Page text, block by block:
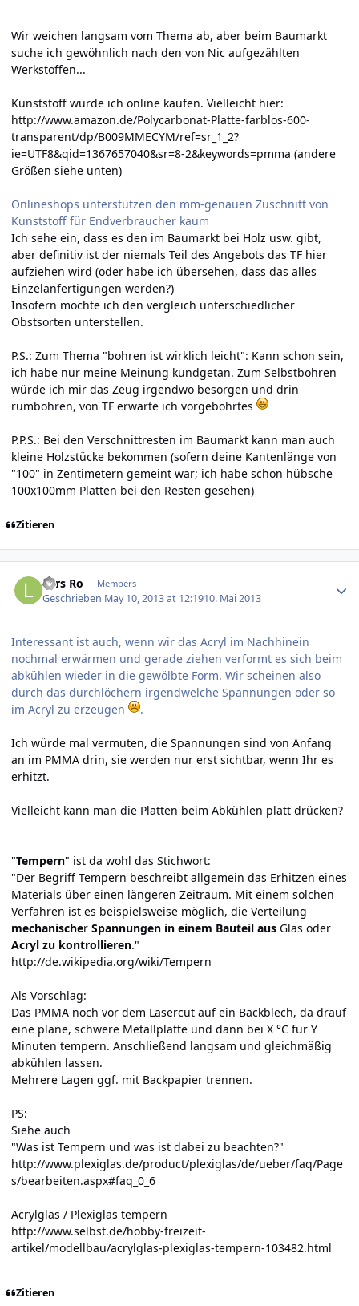
Wir weichen langsam vom Thema ab, aber beim Baumarkt
suche ich gewöhnlich nach den von Nic aufgezählten
Werkstoffen...
Kunststoff würde ich online kaufen. Vielleicht hier:
http://www.amazon.de/Polycarbonat-Platte-farblos-600-
transparent/dp/B009MMECYM/ref=sr_1_2?
ie=UTF8&qid=1367657040&sr=8-2&keywords=pmma (andere
Größen siehe unten)
Onlineshops unterstützen den mm-genauen Zuschnitt von
Kunststoff für Endverbraucher kaum
Ich sehe ein, dass es den im Baumarkt bei Holz usw. gibt,
aber definitiv ist der niemals Teil des Angebots das TF hier
aufziehen wird (oder habe ich übersehen, dass das alles
Einzelanfertigungen werden?)
Insofern möchte ich den vergleich unterschiedlicher
Obstsorten unterstellen.
P.S.: Zum Thema "bohren ist wirklich leicht": Kann schon sein,
ich habe nur meine Meinung kundgetan. Zum Selbstbohren
würde ich mir das Zeug irgendwo besorgen und drin
rumbohren, von TF erwarte ich vorgebohrtes
P.P.S.: Bei den Verschnittresten im Baumarkt kann man auch
kleine Holzstücke bekommen (sofern deine Kantenlänge von
"100" in Zentimetern gemeint war; ich habe schon hübsche
100x100mm Platten bei den Resten gesehen)
Zitieren
Lars Ro Members
Geschrieben May 10, 2013 at 12:1910. Mai 2013
Interessant ist auch, wenn wir das Acryl im Nachhinein
nochmal erwärmen und gerade ziehen verformt es sich beim
abkühlen wieder in die gewölbte Form. Wir scheinen also
durch das durchlöchern irgendwelche Spannungen oder so
im Acryl zu erzeugen
.
Ich würde mal vermuten, die Spannungen sind von Anfang
an im PMMA drin, sie werden nur erst sichtbar, wenn Ihr es
erhitzt.
Vielleicht kann man die Platten beim Abkühlen platt drücken?
"Tempern" ist da wohl das Stichwort:
"Der Begriff Tempern beschreibt allgemein das Erhitzen eines
Materials über einen längeren Zeitraum. Mit einem solchen
Verfahren ist es beispielsweise möglich, die Verteilung
mechanischer Spannungen in einem Bauteil aus Glas oder
Acryl zu kontrollieren."
http://de.wikipedia.org/wiki/Tempern
Als Vorschlag:
Das PMMA noch vor dem Lasercut auf ein Backblech, da drauf
eine plane, schwere Metallplatte und dann bei X °C für Y
Minuten tempern. Anschließend langsam und gleichmäßig
abkühlen lassen.
Mehrere Lagen ggf. mit Backpapier trennen.
PS:
Siehe auch
"Was ist Tempern und was ist dabei zu beachten?"
http://www.plexiglas.de/product/plexiglas/de/ueber/faq/Page
s/bearbeiten.aspx#faq_0_6
Acrylglas / Plexiglas tempern
http://www.selbst.de/hobby-freizeit-
artikel/modellbau/acrylglas-plexiglas-tempern-103482.html
Zitieren